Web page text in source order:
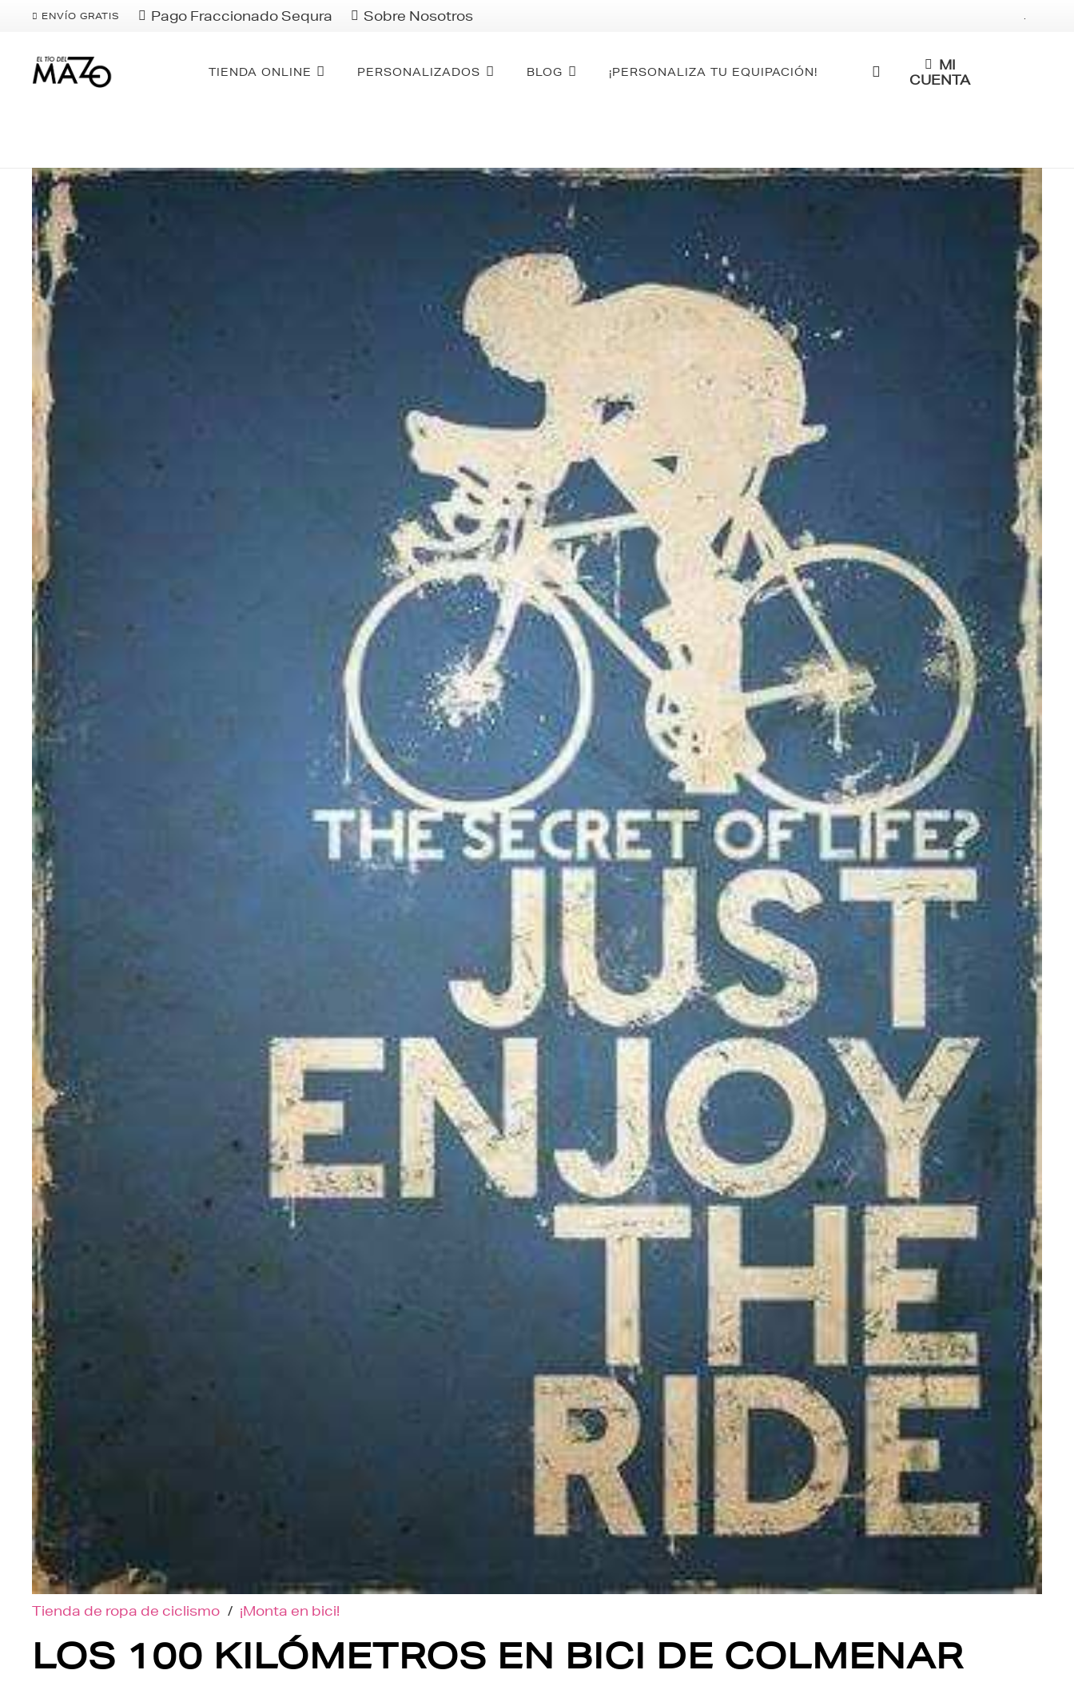
ENVÍO GRATIS Pago Fraccionado Sequra Sobre Nosotros .
TIENDA ONLINE PERSONALIZADOS BLOG ¡PERSONALIZA TU EQUIPACIÓN!
MI
CUENTA
Tienda de ropa de ciclismo / ¡Monta en bici!
LOS 100 KILÓMETROS EN BICI DE COLMENAR